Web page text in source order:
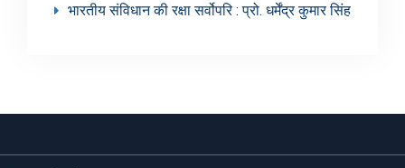
भारतीय संविधान की रक्षा सर्वोपरि : प्रो. धर्मेंद्र कुमार सिंह